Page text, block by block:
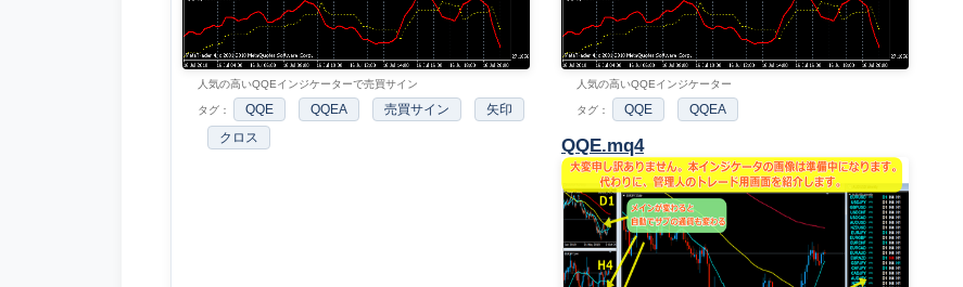
人気の高いQQEインジケーターで売買サイン
タグ： QQE QQEA 売買サイン
矢印
クロス
人気の高いQQEインジケーター
タグ： QQE QQEA
QQE.mq4